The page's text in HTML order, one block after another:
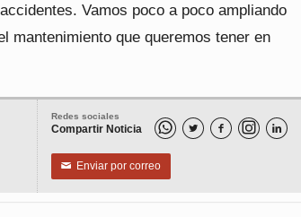
Vamos poco a poco ampliando
mantenimiento que queremos tener en
Redes sociales
Compartir Noticia   
✉ Enviar por correo